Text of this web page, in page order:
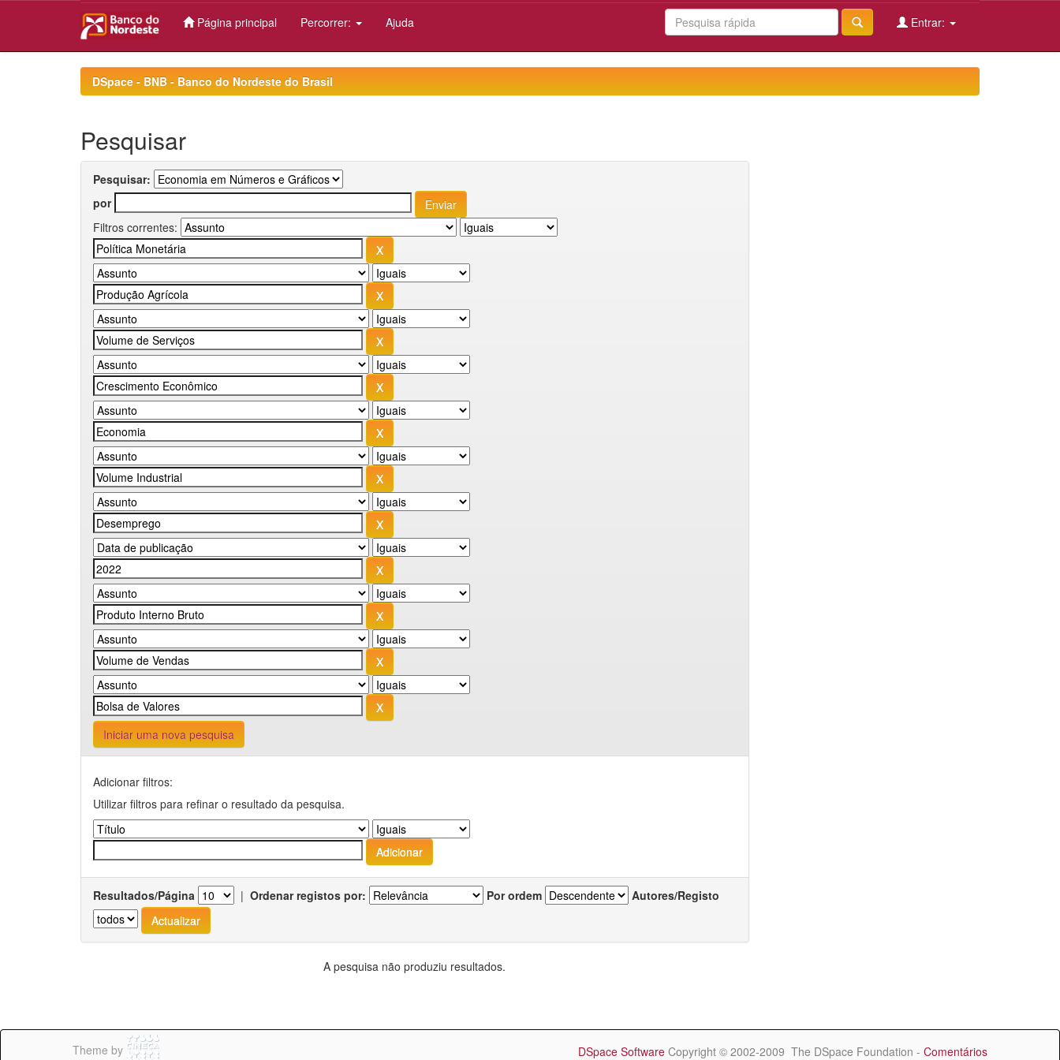
Página principal Percorrer: Ajuda Entrar:
DSpace - BNB - Banco do Nordeste do Brasil
Pesquisar
Pesquisar:
por
Filtros correntes:
Iniciar uma nova pesquisa
Adicionar filtros:
Utilizar filtros para refinar o resultado da pesquisa.
Resultados/Página | Ordenar registos por: Por ordem Autores/Registo
A pesquisa não produziu resultados.
Theme by DSpace Software Copyright © 2002-2009 The DSpace Foundation - Comentários